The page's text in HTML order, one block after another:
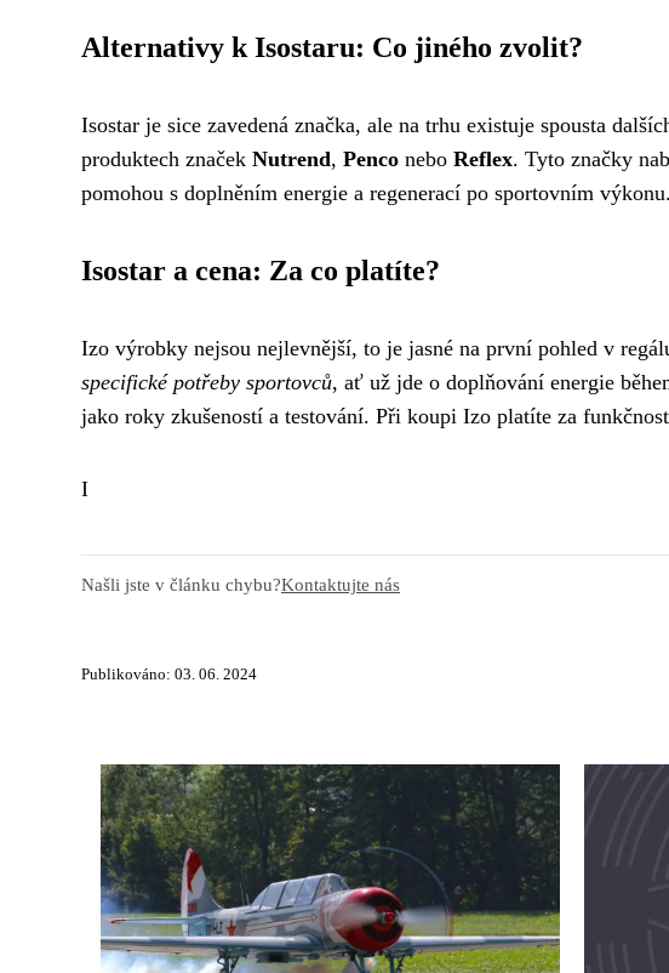
Alternativy k Isostaru: Co jiného zvolit?
Isostar je sice zavedená značka, ale na trhu existuje spousta
produktech značek Nutrend, Penco nebo Reflex. Tyto značky
pomohou s doplněním energie a regenerací po sportovním
Isostar a cena: Za co platíte?
Izo výrobky nejsou nejlevnější, to je jasné na první pohled v
specifické potřeby sportovců, ať už jde o doplňování energie
jako roky zkušeností a testování. Při koupi Izo platíte za
I
Našli jste v článku chybu?Kontaktujte nás
Publikováno: 03. 06. 2024